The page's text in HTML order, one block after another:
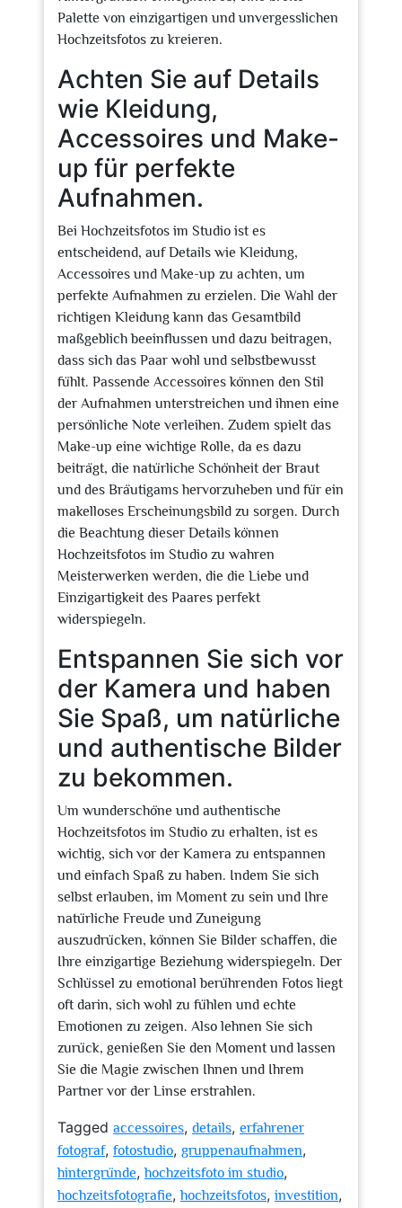
Palette von einzigartigen und unvergesslichen
Hochzeitsfotos zu kreieren.
Achten Sie auf Details
wie Kleidung,
Accessoires und Make-
up für perfekte
Aufnahmen.
Bei Hochzeitsfotos im Studio ist es
entscheidend, auf Details wie Kleidung,
Accessoires und Make-up zu achten, um
perfekte Aufnahmen zu erzielen. Die Wahl der
richtigen Kleidung kann das Gesamtbild
maßgeblich beeinflussen und dazu beitragen,
dass sich das Paar wohl und selbstbewusst
fühlt. Passende Accessoires können den Stil
der Aufnahmen unterstreichen und ihnen eine
persönliche Note verleihen. Zudem spielt das
Make-up eine wichtige Rolle, da es dazu
beiträgt, die natürliche Schönheit der Braut
und des Bräutigams hervorzuheben und für ein
makelloses Erscheinungsbild zu sorgen. Durch
die Beachtung dieser Details können
Hochzeitsfotos im Studio zu wahren
Meisterwerken werden, die die Liebe und
Einzigartigkeit des Paares perfekt
widerspiegeln.
Entspannen Sie sich vor
der Kamera und haben
Sie Spaß, um natürliche
und authentische Bilder
zu bekommen.
Um wunderschöne und authentische
Hochzeitsfotos im Studio zu erhalten, ist es
wichtig, sich vor der Kamera zu entspannen
und einfach Spaß zu haben. Indem Sie sich
selbst erlauben, im Moment zu sein und Ihre
natürliche Freude und Zuneigung
auszudrücken, können Sie Bilder schaffen, die
Ihre einzigartige Beziehung widerspiegeln. Der
Schlüssel zu emotional berührenden Fotos liegt
oft darin, sich wohl zu fühlen und echte
Emotionen zu zeigen. Also lehnen Sie sich
zurück, genießen Sie den Moment und lassen
Sie die Magie zwischen Ihnen und Ihrem
Partner vor der Linse erstrahlen.
Tagged accessoires, details, erfahrener
fotograf, fotostudio, gruppenaufnahmen,
hintergründe,hochzeitsfoto im studio,
hochzeitsfotografie,hochzeitsfotos, investition,